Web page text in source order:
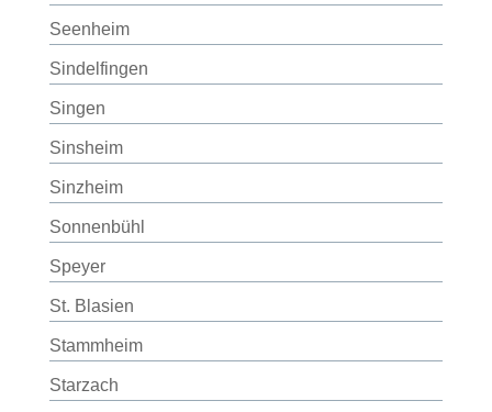
Seenheim
Sindelfingen
Singen
Sinsheim
Sinzheim
Sonnenbühl
Speyer
St. Blasien
Stammheim
Starzach